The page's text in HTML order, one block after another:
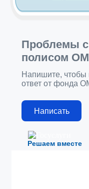
Решаем вместе
Проблемы с
полисом
Напишите, чтобы
ответ от фонда
Написать